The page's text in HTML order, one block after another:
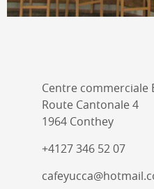
Centre commerciale
Route Cantonale 4
1964 Conthey
+4127 346 52 07